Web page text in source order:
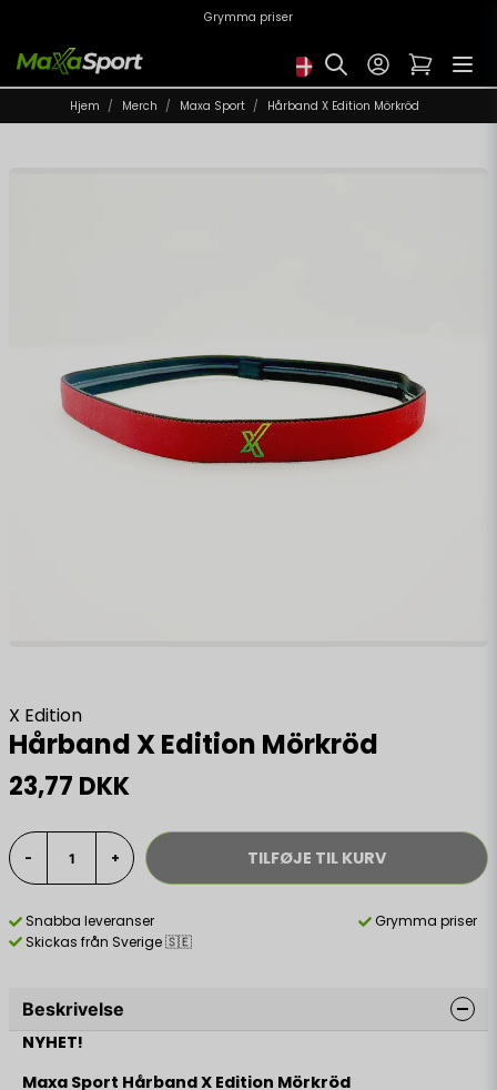
Grymma priser
Hjem Merch Maxa Sport Hårband X Edition Mörkröd
X Edition
Hårband X Edition Mörkröd
23,77 DKK
- + TILFØJE TIL KURV
Snabba leveranser
Grymma priser
Skickas från Sverige 🇸🇪
Beskrivelse
NYHET!
Maxa Sport Hårband X Edition Mörkröd